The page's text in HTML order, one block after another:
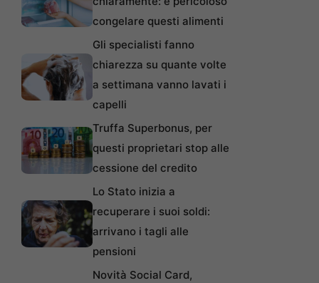
congelare questi alimenti
Gli specialisti fanno
chiarezza su quante volte
a settimana vanno lavati i
capelli
Truffa Superbonus, per
questi proprietari stop alle
cessione del credito
Lo Stato inizia a
recuperare i suoi soldi:
arrivano i tagli alle
pensioni
Novità Social Card,